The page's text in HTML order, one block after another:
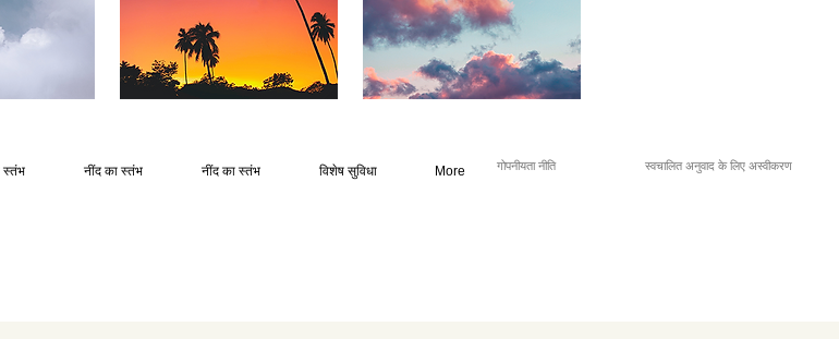
स्तंभ नींद का स्तंभ नींद का स्तंभ विशेष सुविधा More गोपनीयता नीति स्वचालित अनुवाद के लिए अस्वीकरण